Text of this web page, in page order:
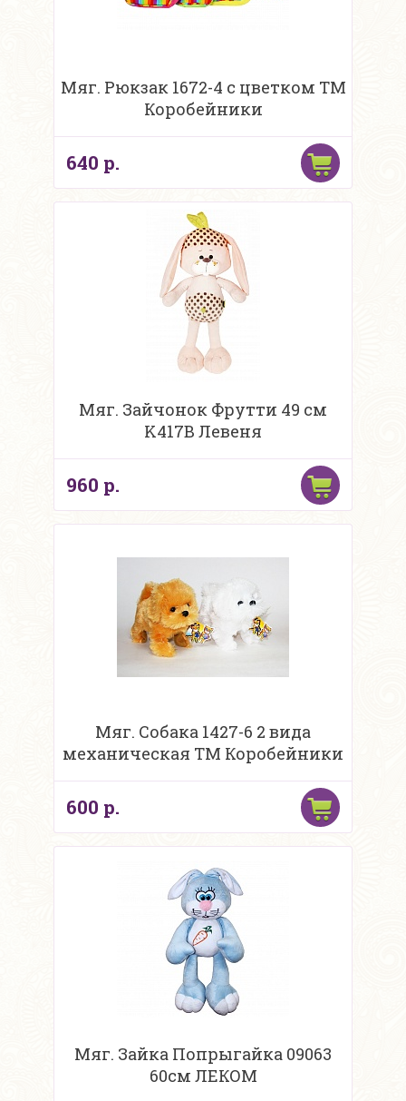
Мяг. Рюкзак 1672-4 с цветком ТМ
Коробейники
640 р.
Мяг. Зайчонок Фрутти 49 см
K417B Левеня
960 р.
Мяг. Собака 1427-6 2 вида
механическая ТМ Коробейники
600 р.
Мяг. Зайка Попрыгайка 09063
60см ЛЕКОМ